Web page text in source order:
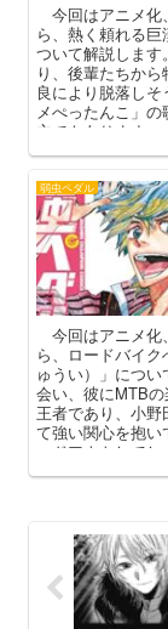
今回はアニメ化
ら、熱く頼れる
ついて解説しま
り、後輩たちか
良により脱落し
メぺったんこ」
主でもあります
弱虫ペダル
今回はアニメ化
ら、ロードバイ
ゅうい）」につ
会い、彼にMTB
王者であり、小
て強い関心を抱
ードアウトして